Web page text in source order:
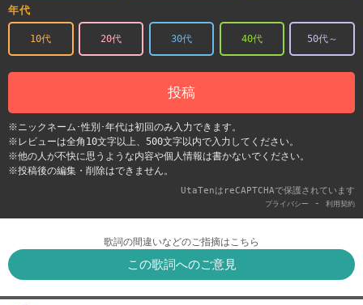
年代
10代 20代 30代 40代 50代～
投稿
※ニックネーム･性別･年代は初回のみ入力できます。
※レビューは全角10文字以上、500文字以内で入力してください。
※他の人が不快に思うような内容や個人情報は書かないでください。
※投稿後の編集・削除はできません。
UtaTenはreCAPTCHAで保護されています
プライバシー - 利用契約
歌詞の間違いなどのご指摘はこちら
この歌詞へのご意見